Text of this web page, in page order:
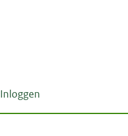
Inloggen